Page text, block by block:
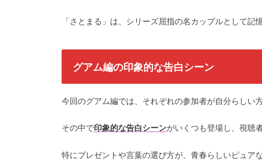
「さとまる」は、シリーズ屈指の名カップルとして記
グアム編の印象的な告白シーン
今回のグアム編では、それぞれの参加者が自分らしい
その中で印象的な告白シーンがいくつも登場し、視聴
特にプレゼントや言葉の選び方が、青春らしいピュア